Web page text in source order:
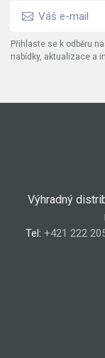
Přihlaste se k odběru
nabídky, aktualizace a
Výhradný
Tel: +421 222